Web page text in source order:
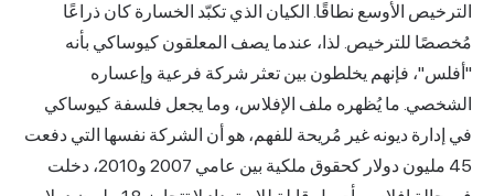
الترخيص الأوسع نطاقًا. الكيان الذي تكبّد الخسارة كان ذراعًا
مُخصصًا للترخيص. لذا، عندما يصف المعلقون كيوساكي بأنه
"أفلس"، فإنهم يخلطون بين تعثر شركة فرعية وإعساره
الشخصي. ما يُظهره ملف الإفلاس، وما يجعل فلسفة كيوساكي
في إدارة ديونه غير مُريحة للفهم، هو أن الشركة نفسها التي دفعت
45 مليون دولار كحقوق ملكية بين عامي 2007 و2010، دخلت